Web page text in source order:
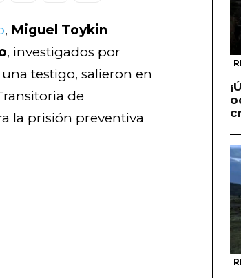
, Miguel Toykin
, investigados por
testigo, salieron en
de
la prisión preventiva